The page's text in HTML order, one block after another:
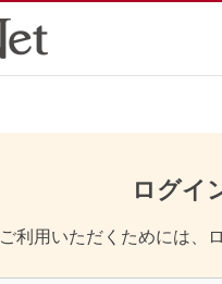
ログイ
ご利用いただくためには、